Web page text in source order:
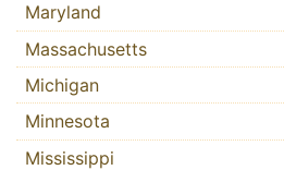
Maryland
Massachusetts
Michigan
Minnesota
Mississippi